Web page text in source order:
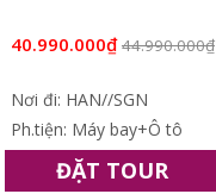
40.990.000₫44.990.000₫
Nơi đi: HAN//SGN
Ph.tiện: Máy bay+Ô tô
ĐẶT TOUR